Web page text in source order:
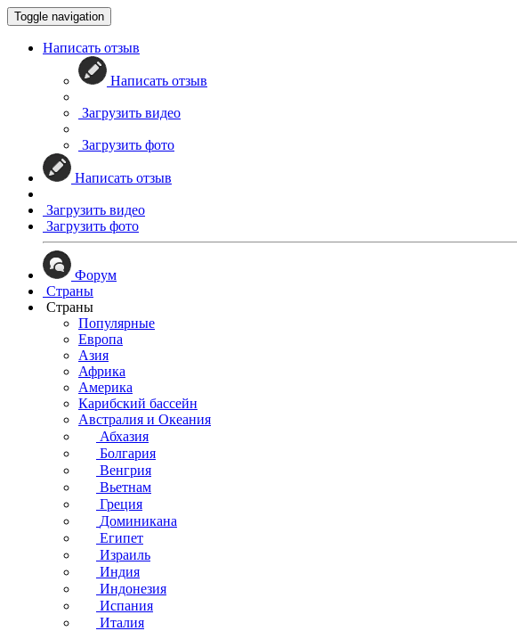
Toggle navigation
Написать отзыв
Написать отзыв
Загрузить видео
Загрузить фото
Написать отзыв
Загрузить видео
Загрузить фото
Форум
Страны
Страны
Популярные
Европа
Азия
Африка
Америка
Карибский бассейн
Австралия и Океания
Абхазия
Болгария
Венгрия
Вьетнам
Греция
Доминикана
Египет
Израиль
Индия
Индонезия
Испания
Италия